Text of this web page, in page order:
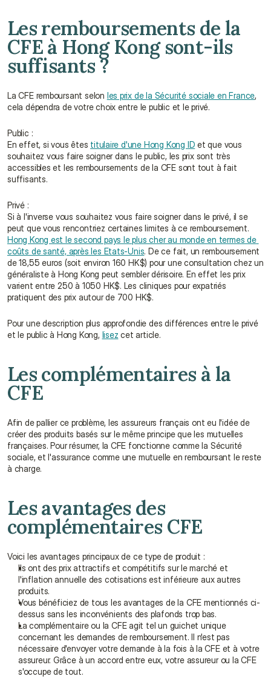
Les remboursements de la
CFE à Hong Kong sont-ils
suffisants ?
La CFE remboursant selon les prix de la Sécurité sociale en France,
cela dépendra de votre choix entre le public et le privé.
Public :
En effet, si vous êtes titulaire d'une Hong Kong ID et que vous
souhaitez vous faire soigner dans le public, les prix sont très
accessibles et les remboursements de la CFE sont tout à fait
suffisants.
Privé :
Si à l'inverse vous souhaitez vous faire soigner dans le privé, il se
Hong Kong est le second pays le plus cher au monde en termes de
coûts de santé, après les Etats-Unis. De ce fait, un remboursement
de 18,55 euros (soit environ 160 HK$) pour une consultation chez un
généraliste à Hong Kong peut sembler dérisoire. En effet les prix
varient entre 250 à 1050 HK$. Les cliniques pour expatriés
pratiquent des prix autour de 700 HK$.
Pour une description plus approfondie des différences entre le privé
et le public à Hong Kong, lisez cet article.
Les complémentaires à la
CFE
Afin de pallier ce problème, les assureurs français ont eu l'idée de
créer des produits basés sur le même principe que les mutuelles
françaises. Pour résumer, la CFE fonctionne comme la Sécurité
sociale, et l'assurance comme une mutuelle en remboursant le reste
à charge.
Les avantages des
complémentaires CFE
Voici les avantages principaux de ce type de produit :
Ils ont des prix attractifs et compétitifs sur le marché et
l'inflation annuelle des cotisations est inférieure aux autres
produits.
Vous bénéficiez de tous les avantages de la CFE mentionnés ci-
dessus sans les inconvénients des plafonds trop bas.
La complémentaire ou la CFE agit tel un guichet unique
concernant les demandes de remboursement. Il n'est pas
nécessaire d'envoyer votre demande à la fois à la CFE et à votre
assureur. Grâce à un accord entre eux, votre assureur ou la CFE
s'occupe de tout.